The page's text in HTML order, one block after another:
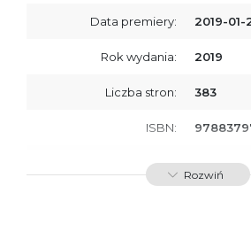
Data premiery: 2019-01-
Rok wydania: 2019
Liczba stron: 383
ISBN:
SKU: E201056
Rozwiń